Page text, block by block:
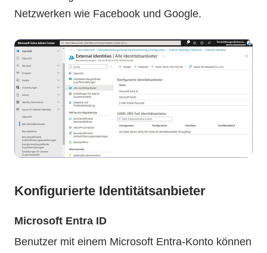
Netzwerken wie Facebook und Google.
Konfigurierte Identitätsanbieter
Microsoft Entra ID
Benutzer mit einem Microsoft Entra-Konto können